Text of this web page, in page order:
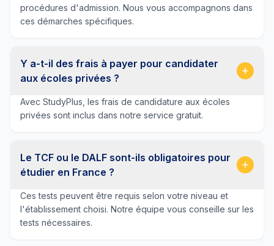
procédures d'admission. Nous vous accompagnons dans
ces démarches spécifiques.
Y a-t-il des frais à payer pour candidater
aux écoles privées ?
Avec StudyPlus, les frais de candidature aux écoles
privées sont inclus dans notre service gratuit.
Le TCF ou le DALF sont-ils obligatoires pour
étudier en France ?
Ces tests peuvent être requis selon votre niveau et
l'établissement choisi. Notre équipe vous conseille sur les
tests nécessaires.